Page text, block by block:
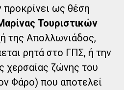
προκρίνει ως θέση
Τουριστικών
της Απολλωνιάδος,
ρητά στο ΓΠΣ, ή την
χερσαίας ζώνης του
Φάρο) που αποτελεί